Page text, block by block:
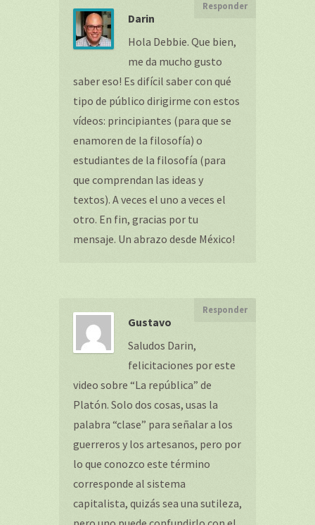
Darin
Responder
Hola Debbie. Que bien,
me da mucho gusto
saber eso! Es difícil saber con qué
tipo de público dirigirme con estos
vídeos: principiantes (para que se
enamoren de la filosofía) o
estudiantes de la filosofía (para
que comprendan las ideas y
textos). A veces el uno a veces el
otro. En fin, gracias por tu
mensaje. Un abrazo desde México!
Gustavo
Responder
Saludos Darin,
felicitaciones por este
video sobre “La república” de
Platón. Solo dos cosas, usas la
palabra “clase” para señalar a los
guerreros y los artesanos, pero por
lo que conozco este término
corresponde al sistema
capitalista, quizás sea una sutileza,